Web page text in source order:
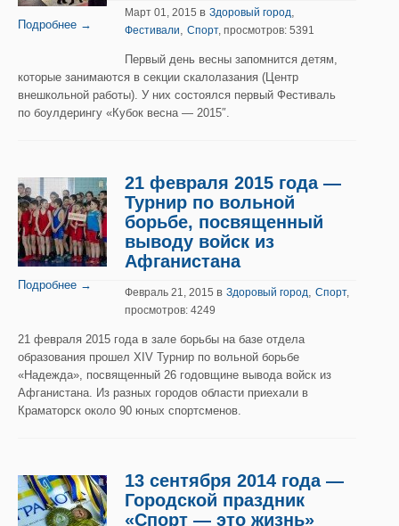
Подробнее →
Март 01, 2015 в Здоровый город,
Фестивали, Спорт, просмотров: 5391
Первый день весны запомнится детям,
которые занимаются в секции скалолазания (Центр
внешкольной работы). У них состоялся первый Фестиваль
по боулдерингу «Кубок весна — 2015″.
Подробнее →
21 февраля 2015 года —
Турнир по вольной
борьбе, посвященный
выводу войск из
Афганистана
Февраль 21, 2015 в Здоровый город, Спорт,
просмотров: 4249
21 февраля 2015 года в зале борьбы на базе отдела
образования прошел XIV Турнир по вольной борьбе
«Надежда», посвященный 26 годовщине вывода войск из
Афганистана. Из разных городов области приехали в
Краматорск около 90 юных спортсменов.
13 сентября 2014 года —
Городской праздник
«Спорт — это жизнь»